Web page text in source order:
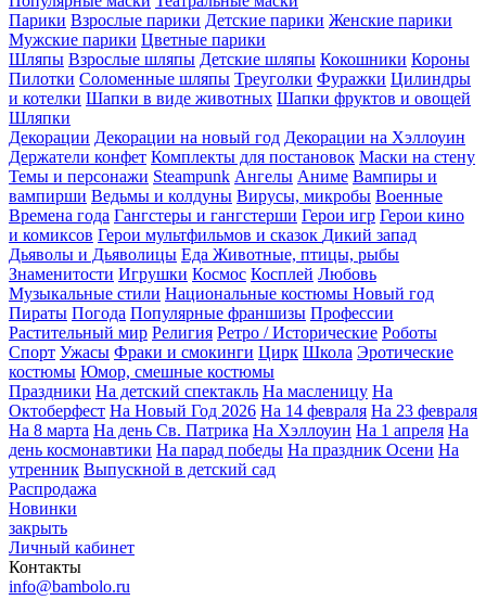
Парики Взрослые парики Детские парики Женские парики
Мужские парики Цветные парики
Шляпы Взрослые шляпы Детские шляпы Кокошники Короны
Пилотки Соломенные шляпы Треуголки Фуражки Цилиндры
и котелки Шапки в виде животных Шапки фруктов и овощей
Шляпки
Декорации Декорации на новый год Декорации на Хэллоуин
Держатели конфет Комплекты для постановок Маски на стену
Темы и персонажи Steampunk Ангелы Аниме Вампиры и
вампирши Ведьмы и колдуны Вирусы, микробы Военные
Времена года Гангстеры и гангстерши Герои игр Герои кино
и комиксов Герои мультфильмов и сказок Дикий запад
Дьяволы и Дьяволицы Еда Животные, птицы, рыбы
Знаменитости Игрушки Космос Косплей Любовь
Музыкальные стили Национальные костюмы Новый год
Пираты Погода Популярные франшизы Профессии
Растительный мир Религия Ретро / Исторические Роботы
Спорт Ужасы Фраки и смокинги Цирк Школа Эротические
костюмы Юмор, смешные костюмы
Праздники На детский спектакль На масленицу На
Октоберфест На Новый Год 2026 На 14 февраля На 23 февраля
На 8 марта На день Св. Патрика На Хэллоуин На 1 апреля На
день космонавтики На парад победы На праздник Осени На
утренник Выпускной в детский сад
Распродажа
Новинки
закрыть
Личный кабинет
Контакты
info@bambolo.ru